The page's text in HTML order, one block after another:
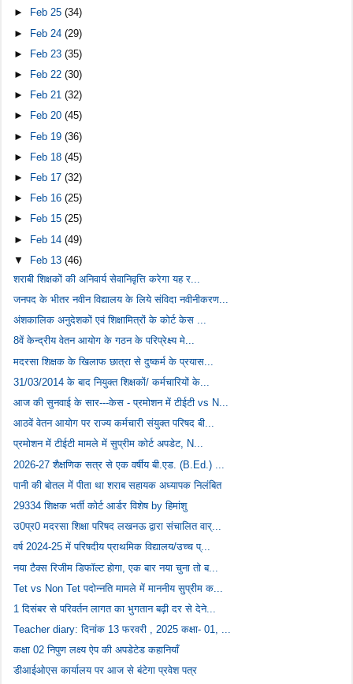
►
Feb 25(34)
► Feb 24(29)
►
Feb 23(35)
►
Feb 22(30)
►
Feb 21(32)
►
Feb 20(45)
► Feb 19(36)
►
Feb 18(45)
►
Feb 17(32)
►
Feb 16(25)
►
Feb 15(25)
► Feb 14(49)
▼ Feb 13(46)
शराबी शिक्षकों की अनिवार्य सेवानिवृत्ति करेगा यह र...
जनपद के भीतर नवीन विद्यालय के लिये संविदा नवीनीकरण...
अंशकालिक अनुदेशकों एवं शिक्षामित्रों के कोर्ट केस ...
8वें केन्द्रीय वेतन आयोग के गठन के परिप्रेक्ष्य मे...
मदरसा शिक्षक के खिलाफ छात्रा से दुष्कर्म के प्रयास...
31/03/2014 के बाद नियुक्त शिक्षकों/ कर्मचारियों के...
आज की सुनवाई के सार---केस - प्रमोशन में टीईटी vs N...
आठवें वेतन आयोग पर राज्य कर्मचारी संयुक्त परिषद बी...
प्रमोशन में टीईटी मामले में सुप्रीम कोर्ट अपडेट, N...
2026-27 शैक्षणिक सत्र से एक वर्षीय बी.एड. (B.Ed.) ...
पानी की बोतल में पीता था शराब सहायक अध्यापक निलंबित
29334 शिक्षक भर्ती कोर्ट आर्डर विशेष by हिमांशु
उ0प्र0 मदरसा शिक्षा परिषद लखनऊ द्वारा संचालित वार्...
वर्ष 2024-25 में परिषदीय प्राथमिक विद्यालय/उच्च प्...
नया टैक्स रिजीम डिफॉल्ट होगा, एक बार नया चुना तो ब...
Tet vs Non Tet पदोन्नति मामले में माननीय सुप्रीम क...
1 दिसंबर से परिवर्तन लागत का भुगतान बढ़ी दर से देने...
Teacher diary: दिनांक 13 फरवरी , 2025 कक्षा- 01, ...
कक्षा 02 निपुण लक्ष्य ऐप की अपडेटेड कहानियाँ
डीआईओएस कार्यालय पर आज से बंटेगा प्रवेश पत्र